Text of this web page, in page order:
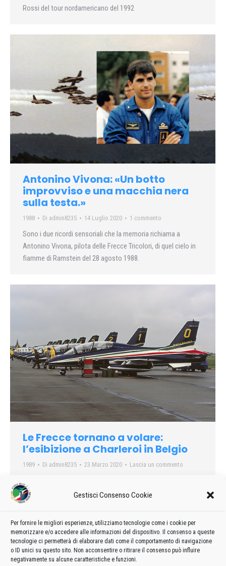
Gestisci Consenso Cookie
Per fornire le migliori esperienze, utilizziamo tecnologie come i cookie per
memorizzare e/o accedere alle informazioni del dispositivo. Il consenso a queste
tecnologie ci permetterà di elaborare dati come il comportamento di navigazione
o ID unici su questo sito. Non acconsentire o ritirare il consenso può influire
negativamente su alcune caratteristiche e funzioni.
Rossi del tour nordamericano del 1992
Antonino Vivona: «Un botto
improvviso e una macchia nera
sulla testa.»
1988 Di admin8235 14 Luglio 2020 1 commento
Sono i due ricordi sensoriali che la memoria richiama a
Antonino Vivona, pilota delle Frecce Tricolori, di quel cielo in
fiamme di Ramstein del 28 agosto 1988.
Le Frecce tornano a volare:
l’esibizione a Charleroi in Belgio
1989 Di admin8235 23 Marzo 2020 Lascia un commento
del bacino carbonifero un anno dopo la tragedia di Ramstein.
È la prima esibizione ufficiale delle Frecce tricolori all’estero.
qualcuno che persino porta il fazzoletto agli occhi, asciuga
una lacrima.